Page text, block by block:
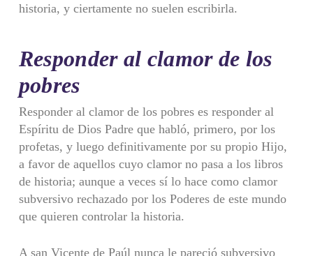
historia, y ciertamente no suelen escribirla.
Responder al clamor de los
pobres
Responder al clamor de los pobres es responder al
Espíritu de Dios Padre que habló, primero, por los
profetas, y luego definitivamente por su propio Hijo,
a favor de aquellos cuyo clamor no pasa a los libros
de historia; aunque a veces sí lo hace como clamor
subversivo rechazado por los Poderes de este mundo
que quieren controlar la historia.
A san Vicente de Paúl nunca le pareció subversivo